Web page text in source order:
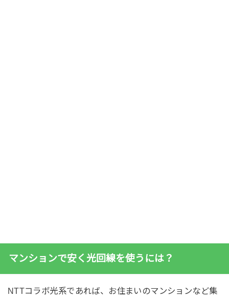
マンションで安く光回線を使うには？
NTTコラボ光系であれば、お住まいのマンションなど集